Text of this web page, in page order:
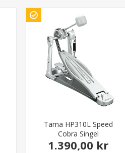
Tama HP310L Speed
Cobra Singel
1.390,00 kr